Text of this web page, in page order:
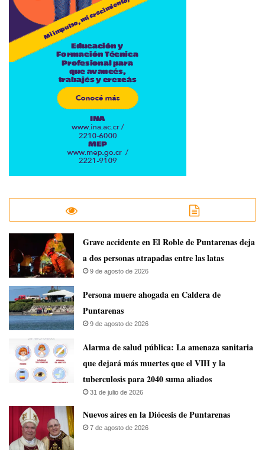
Grave accidente en El Roble de Puntarenas deja
a dos personas atrapadas entre las latas
9 de agosto de 2026
Persona muere ahogada en Caldera de
Puntarenas
9 de agosto de 2026
​Alarma de salud pública: La amenaza sanitaria
que dejará más muertes que el VIH y la
tuberculosis para 2040 suma aliados
31 de julio de 2026
​Nuevos aires en la Diócesis de Puntarenas
7 de agosto de 2026